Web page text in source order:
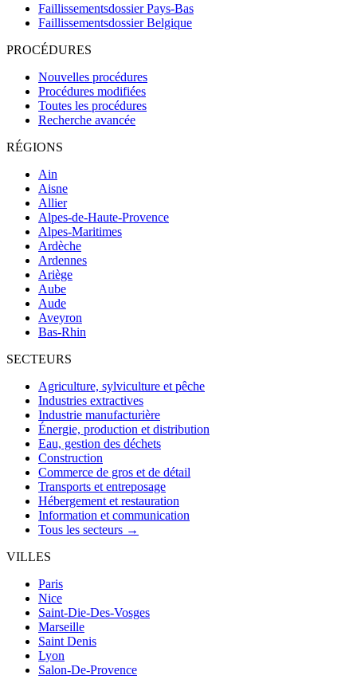
Faillissementsdossier Pays-Bas
Faillissementsdossier Belgique
PROCÉDURES
Nouvelles procédures
Procédures modifiées
Toutes les procédures
Recherche avancée
RÉGIONS
Ain
Aisne
Allier
Alpes-de-Haute-Provence
Alpes-Maritimes
Ardèche
Ardennes
Ariège
Aube
Aude
Aveyron
Bas-Rhin
SECTEURS
Agriculture, sylviculture et pêche
Industries extractives
Industrie manufacturière
Énergie, production et distribution
Eau, gestion des déchets
Construction
Commerce de gros et de détail
Transports et entreposage
Hébergement et restauration
Information et communication
Tous les secteurs →
VILLES
Paris
Nice
Saint-Die-Des-Vosges
Marseille
Saint Denis
Lyon
Salon-De-Provence